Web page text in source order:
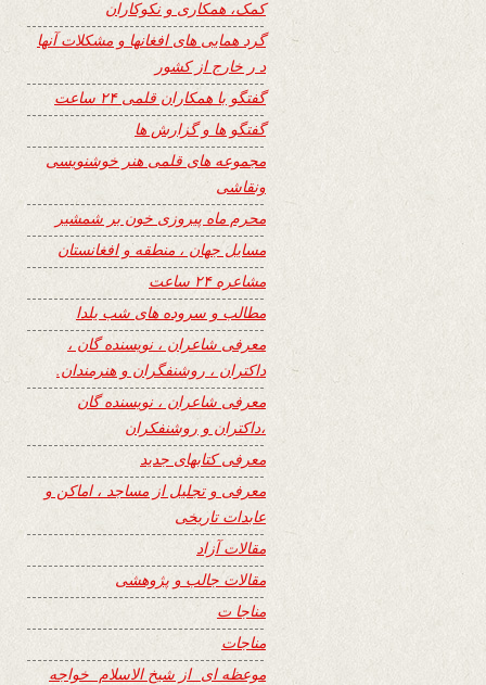
کمک، همکاری و نکوکاران
گرد همایی های افغانها و مشکلات آنها
د ر خارج از کشور
گفتگو با همکاران قلمی ۲۴ ساعت
گفتگو ها و گزارش ها
مجموعه های قلمی هنر خوشنویسی
ونقاشی
محرم ماه پیروزی خون بر شمشیر
مسایل جهان ، منطقه و افغانستان
مشاعره ۲۴ ساعت
مطالب و سروده های شب یلدا
معرفی شاعران ، نویسنده گان ،
داکتران ، روشنفگران و هنرمندان.
معرفی شاعران ، نویسنده گان
،داکتران و روشنفکران
معرفی کتابهای جدید
معرفی و تجلیل از مساجد ، اماکن و
عابدات تاریخی
مقالات آزاد
مقالات جالب و پژوهشی
مناجا ت
مناجات
موعظه ای از شیخ الاسلام خواجه